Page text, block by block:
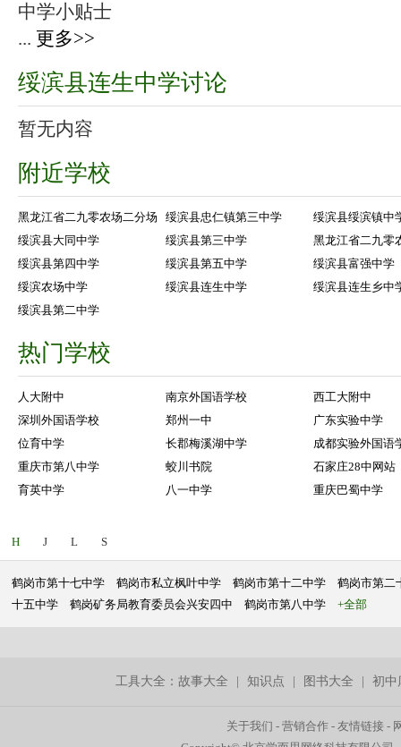
中学小贴士
... 更多>>
绥滨县连生中学讨论
暂无内容
附近学校
黑龙江省二九零农场二分场 绥滨县忠仁镇第三中学
绥滨县绥滨镇中
绥滨县大同中学
绥滨县第三中学
黑龙江省二九零
绥滨县第四中学
绥滨县第五中学
绥滨县富强中学
绥滨农场中学
绥滨县连生中学
绥滨县连生乡中
绥滨县第二中学
热门学校
人大附中 南京外国语学校
西工大附中
深圳外国语学校
郑州一中
广东实验中学
位育中学
长郡梅溪湖中学
成都实验外国语
重庆市第八中学
蛟川书院
石家庄28中网站
育英中学
八一中学 重庆巴蜀中学
H J L S
鹤岗市第十七中学 鹤岗市私立枫叶中学 鹤岗市第十二中学
鹤岗市第二
十五中学
鹤岗矿务局教育委员会兴安四中 鹤岗市第八中学 +全部
工具大全：故事大全 |知识点 图书大全 |初中
关于我们 -营销合作 -友情链接 -